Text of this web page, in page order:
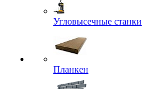
Угловысечные станки
Планкен